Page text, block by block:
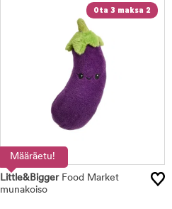
Ota 3 maksa 2
Määräetu!
Little&BiggerFood Market
munakoiso